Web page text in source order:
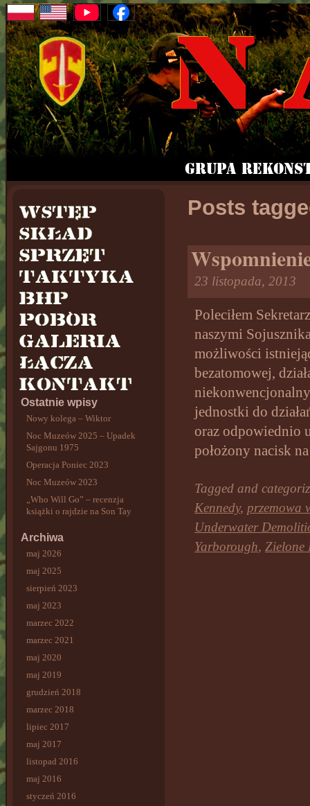
Ostatnie wpisy
Nowy kolega – Wiktor
Noc Muzeów 2025 – Upadek
Sajgonu 1975
Operacja Poniec 2023
Noc Muzeów 2023
„Who Will Go” – recenzja
książki o rajdzie na Son Tay
Archiwa
maj 2026
maj 2025
sierpień 2023
maj 2023
marzec 2022
marzec 2021
maj 2020
maj 2019
grudzień 2018
marzec 2018
lipiec 2017
maj 2017
listopad 2016
maj 2016
styczeń 2016
Posts
23 listopada, 2013
Poleciłem
naszymi
możliwości
bezatomowej,
jednostki do
oraz odpowiednio
położony nacisk
Tagged and
Kennedy, przemowa
Underwater
Yarborough, Zielone